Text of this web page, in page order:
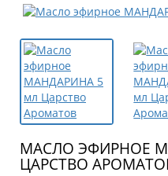
МАСЛО ЭФИРНОЕ
ЦАРСТВО